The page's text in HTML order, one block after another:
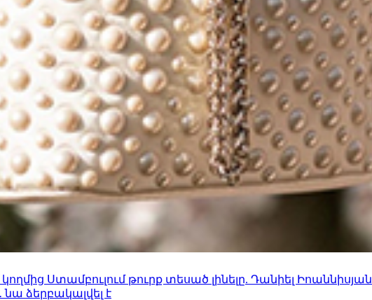
Ստամբուլում թուրք տեսած լինելը. Դանիել Իոաննիսյան
ձերբակալվել է